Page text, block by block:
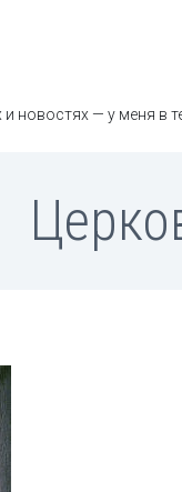
новостях — у меня в